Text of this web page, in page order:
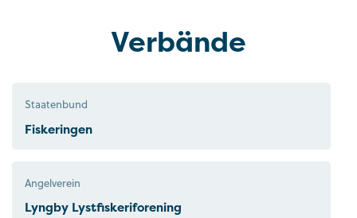
Verbände
Staatenbund
Fiskeringen
Angelverein
Lyngby Lystfiskeriforening